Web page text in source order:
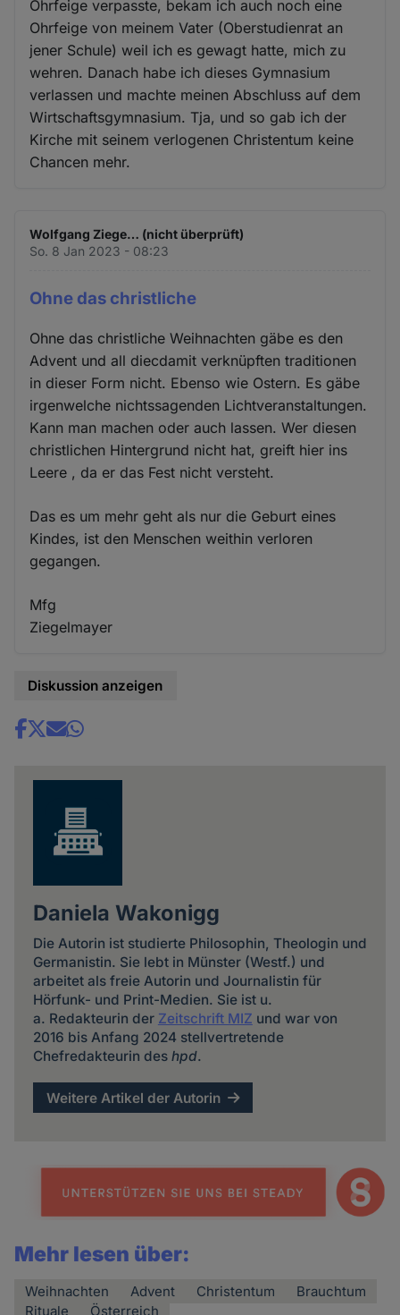
Ohrfeige verpasste, bekam ich auch noch eine
Ohrfeige von meinem Vater (Oberstudienrat an
jener Schule) weil ich es gewagt hatte, mich zu
wehren. Danach habe ich dieses Gymnasium
verlassen und machte meinen Abschluss auf dem
Wirtschaftsgymnasium. Tja, und so gab ich der
Kirche mit seinem verlogenen Christentum keine
Chancen mehr.
Wolfgang Ziege… (nicht überprüft)
So. 8 Jan 2023 - 08:23
Ohne das christliche
Ohne das christliche Weihnachten gäbe es den
Advent und all diecdamit verknüpften traditionen
in dieser Form nicht. Ebenso wie Ostern. Es gäbe
irgenwelche nichtssagenden Lichtveranstaltungen.
Kann man machen oder auch lassen. Wer diesen
christlichen Hintergrund nicht hat, greift hier ins
Leere , da er das Fest nicht versteht.
Das es um mehr geht als nur die Geburt eines
Kindes, ist den Menschen weithin verloren
gegangen.
Mfg
Ziegelmayer
Diskussion anzeigen
Share
Daniela Wakonigg
Die Autorin ist studierte Philosophin, Theologin und
Germanistin. Sie lebt in Münster (Westf.) und
arbeitet als freie Autorin und Journalistin für
Hörfunk- und Print-Medien. Sie ist u.
a. Redakteurin der Zeitschrift MIZ und war von
2016 bis Anfang 2024 stellvertretende
Chefredakteurin des hpd.
Weitere Artikel der Autorin
Mehr lesen über:
Weihnachten Advent Christentum
Brauchtum
Rituale
Österreich